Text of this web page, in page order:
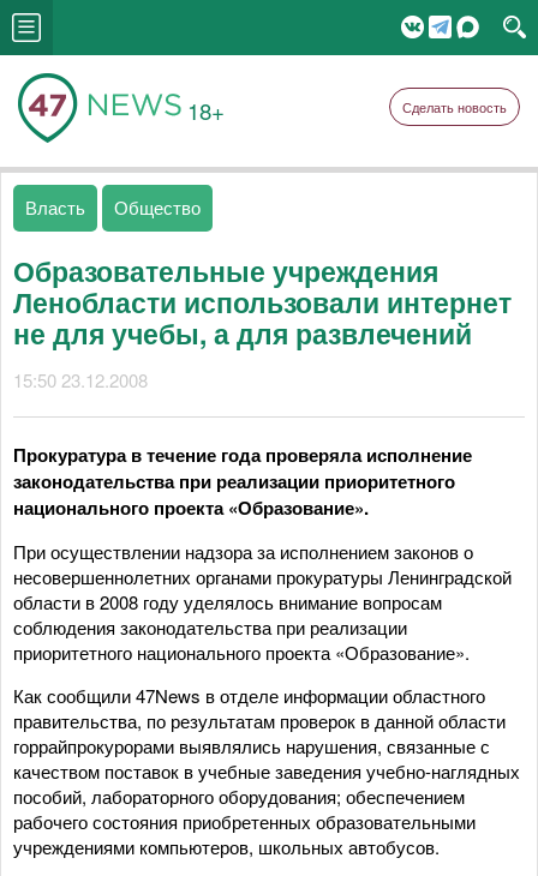
18+ Сделать новость
Власть Общество
Образовательные учреждения
Ленобласти использовали интернет
не для учебы, а для развлечений
15:50 23.12.2008
Прокуратура в течение года проверяла исполнение
законодательства при реализации приоритетного
национального проекта «Образование».
При осуществлении надзора за исполнением законов о
несовершеннолетних органами прокуратуры Ленинградской
области в 2008 году уделялось внимание вопросам
соблюдения законодательства при реализации
приоритетного национального проекта «Образование».
Как сообщили 47News в отделе информации областного
правительства, по результатам проверок в данной области
горрайпрокурорами выявлялись нарушения, связанные с
качеством поставок в учебные заведения учебно-наглядных
пособий, лабораторного оборудования; обеспечением
рабочего состояния приобретенных образовательными
учреждениями компьютеров, школьных автобусов.